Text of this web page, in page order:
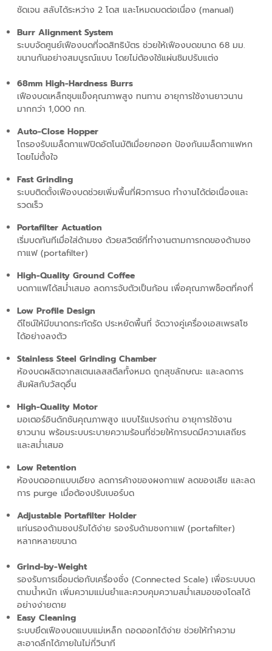
ชัดเจน สลับได้ระหว่าง 2 โดส และโหมดบดต่อเนื่อง (manual)
Burr Alignment System
ระบบจัดศูนย์เฟืองบดที่จดสิทธิบัตร ช่วยให้เฟืองบดขนาด 68 มม.
ขนานกันอย่างสมบูรณ์แบบ โดยไม่ต้องใช้แผ่นชิมปรับแต่ง
68mm High-Hardness Burrs
เฟืองบดเหล็กชุบแข็งคุณภาพสูง ทนทาน อายุการใช้งานยาวนาน
มากกว่า 1,000 กก.
Auto-Close Hopper
โถรองรับเมล็ดกาแฟปิดอัตโนมัติเมื่อยกออก ป้องกันเมล็ดกาแฟหก
โดยไม่ตั้งใจ
Fast Grinding
ระบบติดตั้งเฟืองบดช่วยเพิ่มพื้นที่ผิวการบด ทำงานได้ต่อเนื่องและ
รวดเร็ว
Portafilter Actuation
เริ่มบดทันทีเมื่อใส่ด้ามชง ด้วยสวิตช์ที่ทำงานตามการกดของด้ามชง
กาแฟ (portafilter)
High-Quality Ground Coffee
บดกาแฟได้สม่ำเสมอ ลดการจับตัวเป็นก้อน เพื่อคุณภาพช็อตที่คงที่
Low Profile Design
ดีไซน์ให้มีขนาดกระทัดรัด ประหยัดพื้นที่ จัดวางคู่เครื่องเอสเพรสโซ
ได้อย่างลงตัว
Stainless Steel Grinding Chamber
ห้องบดผลิตจากสเตนเลสสตีลทั้งหมด ถูกสุขลักษณะ และลดการ
สัมผัสกับวัสดุอื่น
High-Quality Motor
มอเตอร์อินดักชันคุณภาพสูง แบบไร้แปรงถ่าน อายุการใช้งาน
ยาวนาน พร้อมระบบระบายความร้อนที่ช่วยให้การบดมีความเสถียร
และสม่ำเสมอ
Low Retention
ห้องบดออกแบบเอียง ลดการค้างของผงกาแฟ ลดของเสีย และลด
การ purge เมื่อต้องปรับเบอร์บด
Adjustable Portafilter Holder
แท่นรองด้ามชงปรับได้ง่าย รองรับด้ามชงกาแฟ (portafilter)
หลากหลายขนาด
Grind-by-Weight
รองรับการเชื่อมต่อกับเครื่องชั่ง (Connected Scale) เพื่อระบบบด
ตามน้ำหนัก เพิ่มความแม่นยำและควบคุมความสม่ำเสมอของโดสได้
อย่างง่ายดาย
Easy Cleaning
ระบบยึดเฟืองบดแบบแม่เหล็ก ถอดออกได้ง่าย ช่วยให้ทำความ
สะอาดลึกได้ภายในไม่กี่วินาที